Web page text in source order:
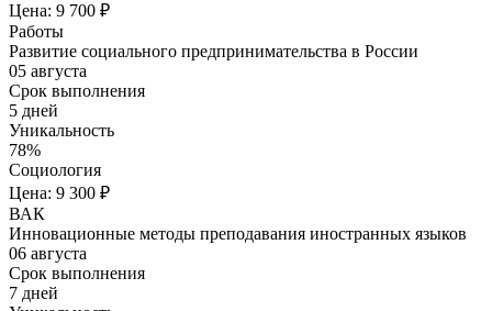
Цена: 9 700 ₽
Работы
Развитие социального предпринимательства в России
05 августа
Срок выполнения
5 дней
Уникальность
78%
Социология
Цена: 9 300 ₽
ВАК
Инновационные методы преподавания иностранных языков
06 августа
Срок выполнения
7 дней